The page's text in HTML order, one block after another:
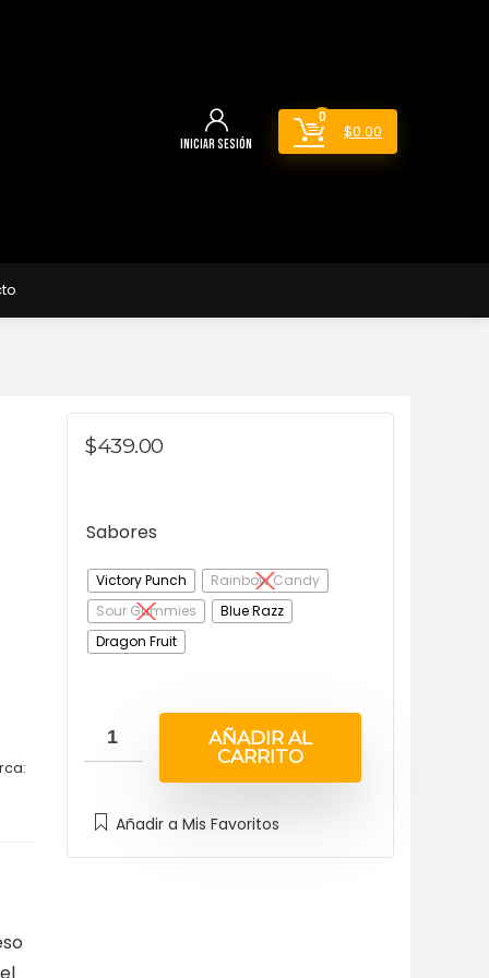
Iniciar sesión
0
$0.00
$439.00
Sabores
Victory Punch
Rainbow Candy
Sour Gummies
Blue Razz
Dragon Fruit
AÑADIR AL
CARRITO
Añadir a Mis Favoritos